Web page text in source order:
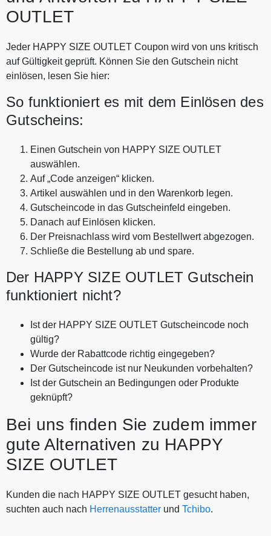
OUTLET
Jeder HAPPY SIZE OUTLET Coupon wird von uns kritisch
auf Gültigkeit geprüft. Können Sie den Gutschein nicht
einlösen, lesen Sie hier:
So funktioniert es mit dem Einlösen des
Gutscheins:
Einen Gutschein von HAPPY SIZE OUTLET
auswählen.
Auf „Code anzeigen“ klicken.
Artikel auswählen und in den Warenkorb legen.
Gutscheincode in das Gutscheinfeld eingeben.
Danach auf Einlösen klicken.
Der Preisnachlass wird vom Bestellwert abgezogen.
Schließe die Bestellung ab und spare.
Der HAPPY SIZE OUTLET Gutschein
funktioniert nicht?
Ist der HAPPY SIZE OUTLET Gutscheincode noch
gültig?
Wurde der Rabattcode richtig eingegeben?
Der Gutscheincode ist nur Neukunden vorbehalten?
Ist der Gutschein an Bedingungen oder Produkte
geknüpft?
Bei uns finden Sie zudem immer
gute Alternativen zu HAPPY
SIZE OUTLET
Kunden die nach HAPPY SIZE OUTLET gesucht haben,
suchten auch nach Herrenausstatter und Tchibo.